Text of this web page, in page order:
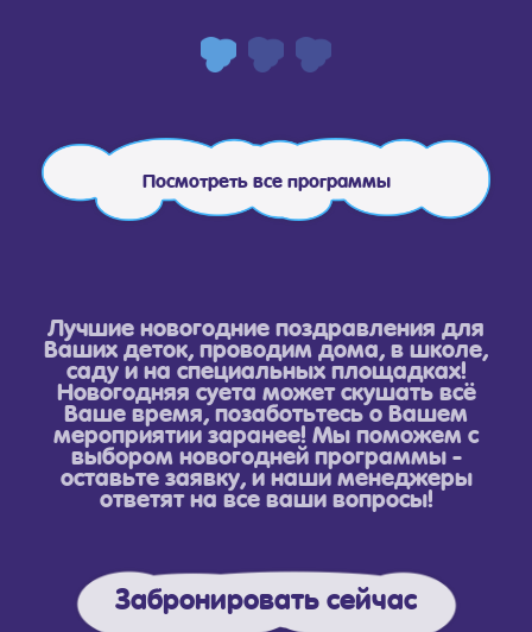
Посмотреть все программы
Лучшие новогодние поздравления для
Ваших деток, проводим дома, в школе,
саду и на специальных площадках!
Новогодняя суета может скушать всё
Ваше время, позаботьтесь о Вашем
мероприятии заранее! Мы поможем с
выбором новогодней программы -
оставьте заявку, и наши менеджеры
ответят на все ваши вопросы!
Забронировать сейчас